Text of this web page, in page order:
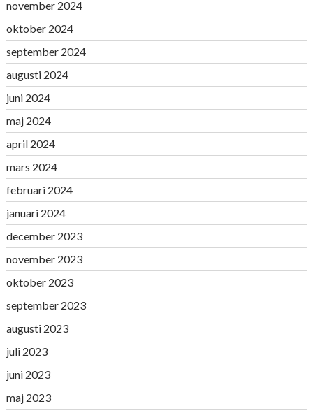
november 2024
oktober 2024
september 2024
augusti 2024
juni 2024
maj 2024
april 2024
mars 2024
februari 2024
januari 2024
december 2023
november 2023
oktober 2023
september 2023
augusti 2023
juli 2023
juni 2023
maj 2023